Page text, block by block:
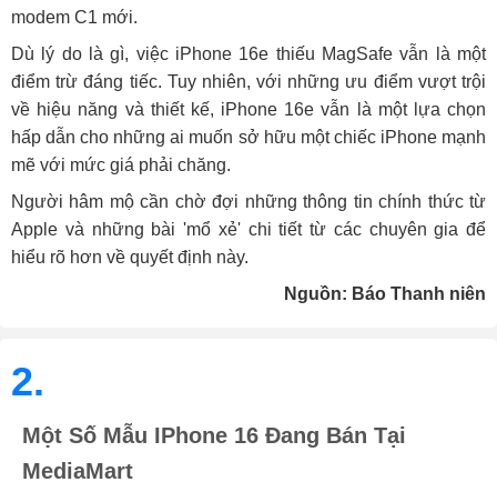
modem C1 mới.
Dù lý do là gì, việc iPhone 16e thiếu MagSafe vẫn là một
điểm trừ đáng tiếc. Tuy nhiên, với những ưu điểm vượt trội
về hiệu năng và thiết kế, iPhone 16e vẫn là một lựa chọn
hấp dẫn cho những ai muốn sở hữu một chiếc iPhone mạnh
mẽ với mức giá phải chăng.
Người hâm mộ cần chờ đợi những thông tin chính thức từ
Apple và những bài 'mổ xẻ' chi tiết từ các chuyên gia để
hiểu rõ hơn về quyết định này.
Nguồn: Báo Thanh niên
2.
Một Số Mẫu IPhone 16 Đang Bán Tại
MediaMart